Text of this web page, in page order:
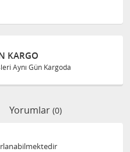
KARGO
Aynı Gün Kargoda
Yorumlar (0)